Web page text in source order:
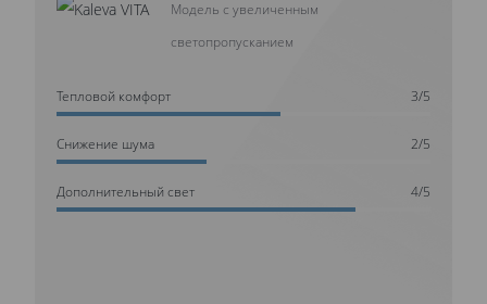
Модель с увеличенным
светопропусканием
Тепловой комфорт 3/5
Cнижение шума 2/5
Дополнительный свет 4/5